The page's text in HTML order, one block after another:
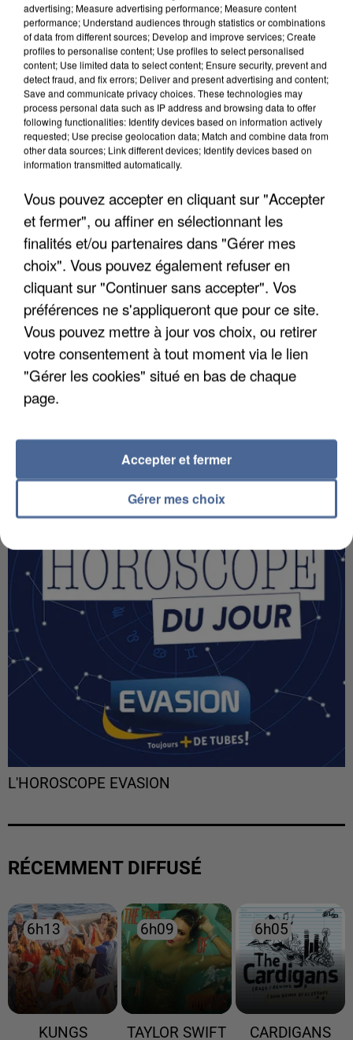
VOTRE HOROSCOPE
L'HOROSCOPE EVASION
RÉCEMMENT DIFFUSÉ
6h13
6h13
KUNGS
6h09
6h09
TAYLOR SWIFT
6h05
6h05
CARDIGANS
advertising; Measure advertising performance; Measure content
performance; Understand audiences through statistics or combinations
of data from different sources; Develop and improve services; Create
profiles to personalise content; Use profiles to select personalised
content; Use limited data to select content; Ensure security, prevent and
detect fraud, and fix errors; Deliver and present advertising and content;
Save and communicate privacy choices. These technologies may
process personal data such as IP address and browsing data to offer
following functionalities: Identify devices based on information actively
requested; Use precise geolocation data; Match and combine data from
other data sources; Link different devices; Identify devices based on
information transmitted automatically.
Vous pouvez accepter en cliquant sur "Accepter
et fermer", ou affiner en sélectionnant les
finalités et/ou partenaires dans "Gérer mes
choix". Vous pouvez également refuser en
cliquant sur "Continuer sans accepter". Vos
préférences ne s'appliqueront que pour ce site.
Vous pouvez mettre à jour vos choix, ou retirer
votre consentement à tout moment via le lien
"Gérer les cookies" situé en bas de chaque
page.
Gérer mes choix
Accepter et fermer